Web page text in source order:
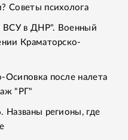
Советы психолога
ВСУ в ДНР". Военный
Краматорско-
Осиповка после налета
"РГ"
Названы регионы, где